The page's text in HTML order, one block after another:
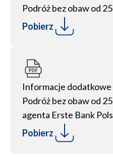
Podróż bez obaw od
Pobierz
Informacje
Podróż bez obaw od
agenta Erste Bank
Pobierz